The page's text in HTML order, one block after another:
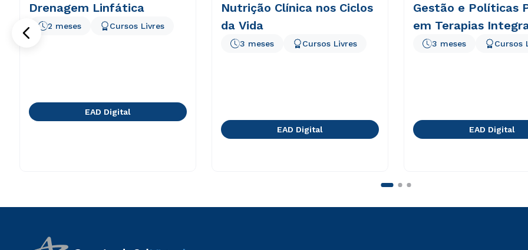
Drenagem Linfática
2 meses Cursos Livres
EAD Digital
Nutrição Clínica nos Ciclos
da Vida
3 meses Cursos Livres
EAD Digital
Gestão e Políticas
em Terapias
3 meses Cursos
EAD Digital